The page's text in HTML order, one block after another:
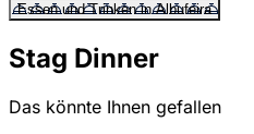
Essen und Trinken in Albufeira
Stag Dinner
Das könnte Ihnen gefallen